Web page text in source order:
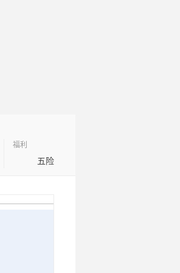
福利
五险